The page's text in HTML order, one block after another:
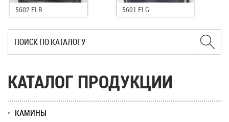
5602 ELB 5601 ELG
КАТАЛОГ ПРОДУКЦИИ
КАМИНЫ